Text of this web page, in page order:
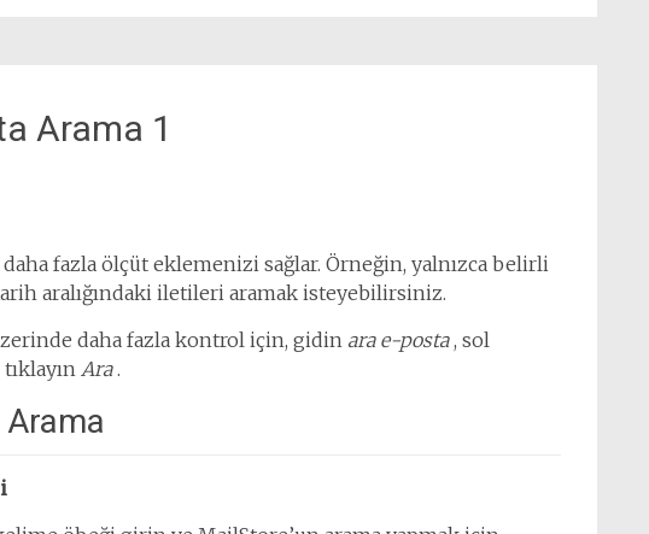
Arama 1
fazla ölçüt eklemenizi sağlar. Örneğin, yalnızca belirli
aralığındaki iletileri aramak isteyebilirsiniz.
daha fazla kontrol için, gidin ara e-posta, sol
Ara.